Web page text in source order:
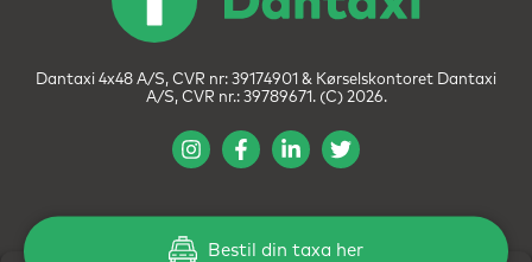
Dantaxi 4x48 A/S, CVR nr: 39174901 & Kørselskontoret Dantaxi
A/S, CVR nr.: 39789671. (C) 2026.
Bestil din taxa her